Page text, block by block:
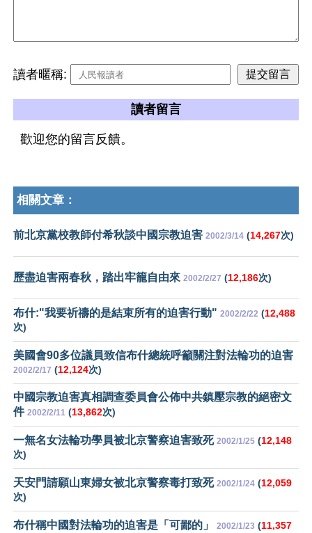
讀者暱稱:
讀者留言
歡迎您的留言反饋。
相關文章：
前北京黨校教師付希秋談中國宗教迫害 2002/3/14 (14,267次)
歷盡迫害兩春秋，踏出牢籠自由來 2002/2/27 (12,186次)
布什:"我要祈禱的是結束所有的迫害行動" 2002/2/22 (12,488
次)
美國會90多位議員致信布什總統呼籲關注對法輪功的迫害
2002/2/17 (12,124次)
中國宗教迫害真相調查委員會公佈中共鎮壓宗教的絕密文
件 2002/2/11 (13,862次)
一無名女法輪功學員被北京警察迫害致死 2002/1/25 (12,148
次)
天安門請願山東婦女被北京警察毒打致死 2002/1/24 (12,059
次)
布什稱中國對法輪功的迫害是「可鄙的」 2002/1/23 (11,357